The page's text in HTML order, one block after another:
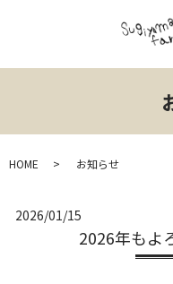
HOME お知らせ
2026/01/15
2026年もよ